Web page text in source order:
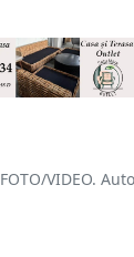
FOTO/VIDEO.